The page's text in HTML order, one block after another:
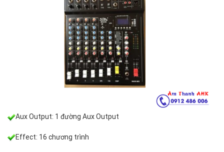
Aux Output: 1 đường Aux Output
Effect: 16 chương trình